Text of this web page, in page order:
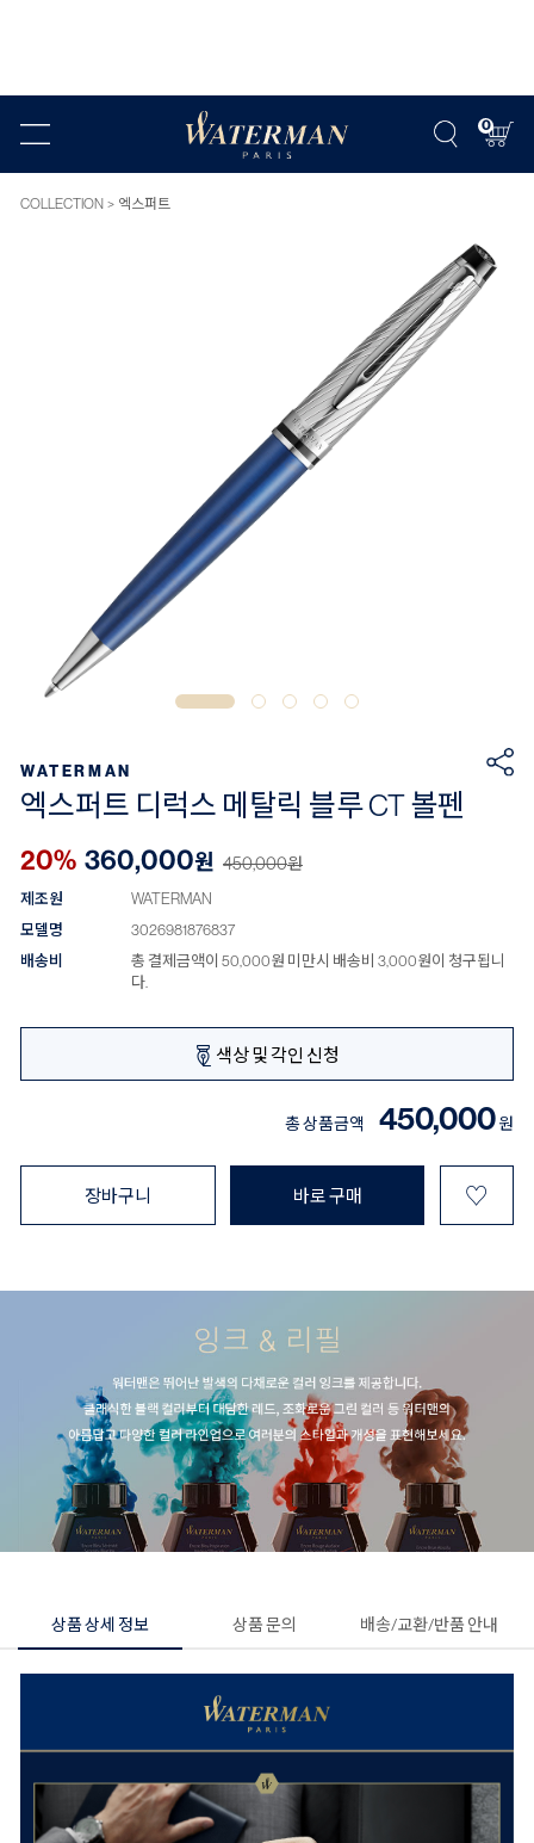
0
COLLECTION 엑스퍼트
WATERMAN
엑스퍼트 디럭스 메탈릭 블루 CT 볼펜
20% 360,000원 450,000원
제조원
WATERMAN
모델명
3026981876837
배송비
총 결제금액이 50,000원 미만시 배송비 3,000원이 청구됩니
다.
색상 및 각인 신청
총 상품금액 450,000원
장바구니 바로 구매 ♡
상품 상세 정보 상품 문의 배송/교환/반품 안내